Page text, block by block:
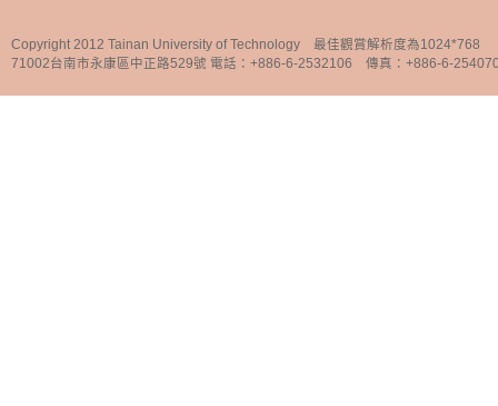
Copyright 2012 Tainan University of Technology 最佳觀賞解析度為1024*768
71002台南市永康區中正路529號 電話：+886-6-2532106 傳真：+886-6-